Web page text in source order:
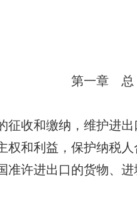
第一章
收和缴纳，维护进出
和利益，保护纳税人
许进出口的货物、